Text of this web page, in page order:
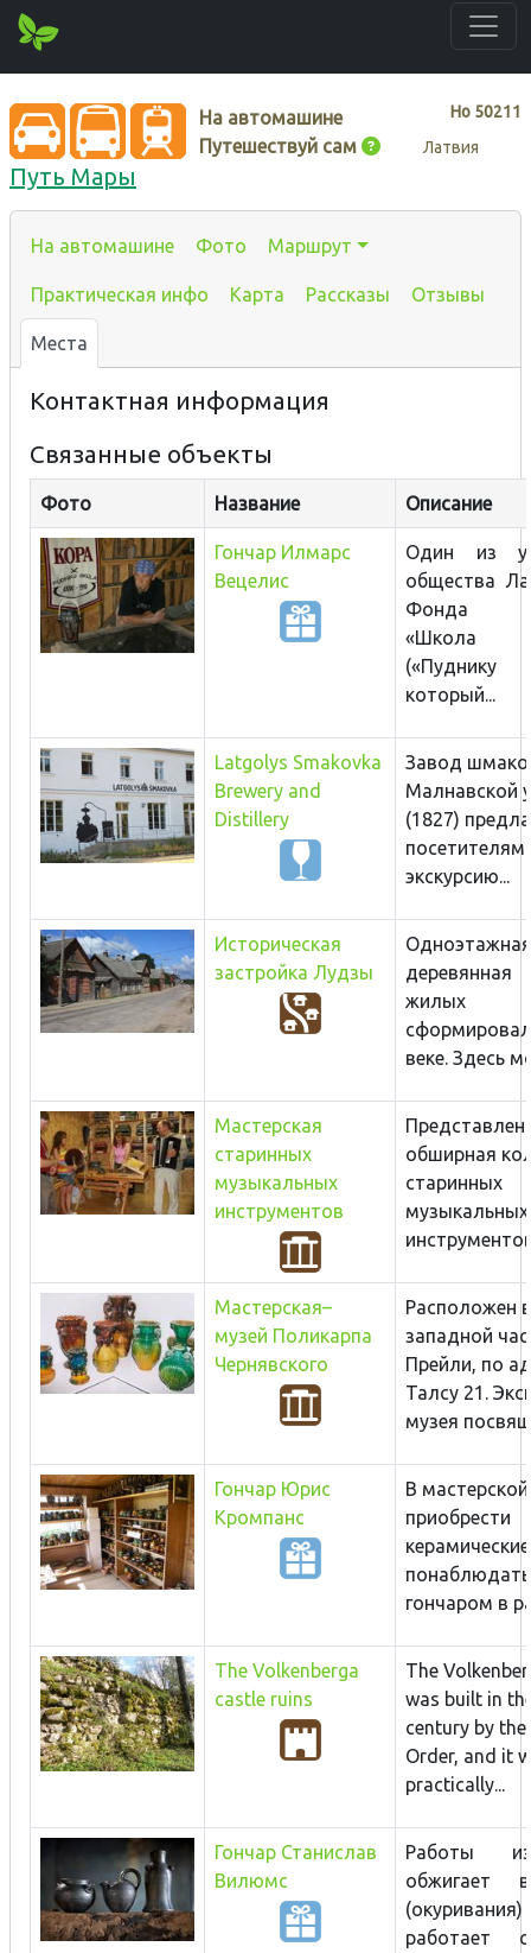
Нo 50211
На автомашине
Путешествуй сам
Латвия
Путь Мары
На автомашине Фото Маршрут
Практическая инфо Карта Рассказы Отзывы
Места
Контактная информация
Связанные объекты
Фото Название Описание
Гончар Илмарс
Вецелис
Один из
общества
Фонда
«Школа
(«Пуднику
который...
Latgolys Smakovka
Brewery and
Distillery
Завод
Малнавской
(1827)
посетителям
экскурсию...
Историческая
застройка Лудзы
Одноэтажная
деревянная
жилых
веке. Здесь
Мастерская
старинных
музыкальных
инструментов
обширная
старинных
музыкальных
Мастерская–
музей Поликарпа
Чернявского
Расположен
западной
Прейли, по
Талсу 21.
музея
Гончар Юрис
Кромпанс
В
приобрести
гончаром в
The Volkenberga
castle ruins
The
was built in
century by
Order, and it
practically...
Гончар Станислав
Вилюмс
Работы
обжигает
работает